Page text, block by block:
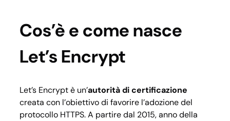
Cos’è e come nasce
Let’s Encrypt
Let’s Encrypt è un’autorità di certificazione
creata con l’obiettivo di favorire l’adozione del
protocollo HTTPS. A partire dal 2015, anno della